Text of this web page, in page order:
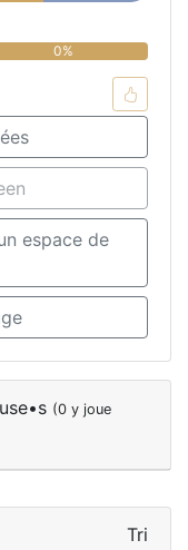
0%
espace de
(0 y joue
Tri